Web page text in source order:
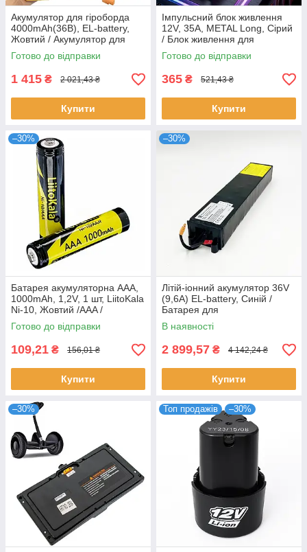
Акумулятор для гіроборда
4000mAh(36В), EL-battery,
Жовтий / Акумулятор для
гіроскутера / Батарея для
гіроскутера
Готово до відправки
1 415 ₴ 2 021,43 ₴
Купити
Імпульсний блок живлення
12V, 35A, METAL Long, Сірий
/ Блок живлення для
світлодіодної стрічки /
Мережевий блок живлення
Готово до відправки
365 ₴ 521,43 ₴
Купити
–30%
Батарея акумуляторна AAA,
1000mAh, 1,2V, 1 шт, LiitoKala
Ni-10, Жовтий /AAA /
Високострумовий акумулятор
Готово до відправки
109,21 ₴ 156,01 ₴
Купити
–30%
Літій-іонний акумулятор 36V
(9,6A) EL-battery, Синій /
Батарея для
електросамокату / АКБ для
самокату
В наявності
2 899,57 ₴ 4 142,24 ₴
Купити
–30% Топ продажів –30%